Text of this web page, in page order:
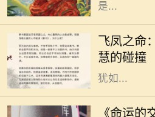
是...
飞凤之命
慧的碰撞
在中国传统
种独特而珍
贵、优雅与
和祝福的象
犹如...
《命运的
随着电影市
的电影作品